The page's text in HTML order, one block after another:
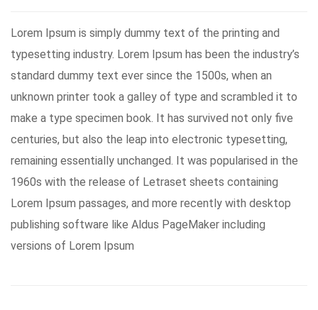
Lorem Ipsum is simply dummy text of the printing and
typesetting industry. Lorem Ipsum has been the industry’s
standard dummy text ever since the 1500s, when an
unknown printer took a galley of type and scrambled it to
make a type specimen book. It has survived not only five
centuries, but also the leap into electronic typesetting,
remaining essentially unchanged. It was popularised in the
1960s with the release of Letraset sheets containing
Lorem Ipsum passages, and more recently with desktop
publishing software like Aldus PageMaker including
versions of Lorem Ipsum